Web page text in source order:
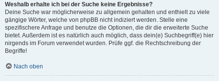
Weshalb erhalte ich bei der Suche keine Ergebnisse?
Deine Suche war möglicherweise zu allgemein gehalten und enthielt zu viele
gängige Wörter, welche von phpBB nicht indiziert werden. Stelle eine
spezifischere Anfrage und benutze die Optionen, die dir die erweiterte Suche
bietet. Außerdem ist es natürlich auch möglich, dass dein(e) Suchbegriff(e) hier
nirgends im Forum verwendet wurden. Prüfe ggf. die Rechtschreibung der
Begriffe!
Nach oben